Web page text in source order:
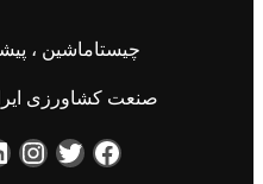
چیستاماشین ،
صنعت کشاورزی